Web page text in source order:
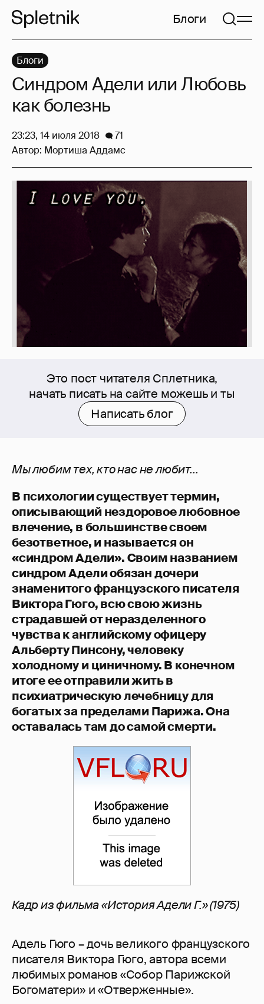
Блоги
Это пост читателя Сплетника,
начать писать на сайте можешь и ты
Написать блог
Мы любим тех, кто нас не любит...
В психологии существует термин,
описывающий нездоровое любовное
влечение, в большинстве своем
безответное, и называется он
«синдром Адели». Своим названием
cиндром Адели обязан дочери
знаменитого французского писателя
Виктора Гюго, всю свою жизнь
страдавшей от неразделенного
чувства к английскому офицеру
Альберту Пинсону, человеку
холодному и циничному. В конечном
итоге ее отправили жить в
психиатрическую лечебницу для
богатых за пределами Парижа. Она
оставалась там до самой смерти.
Кадр из фильма «История Адели Г.» (1975)
Адель Гюго – дочь великого французского
писателя Виктора Гюго, автора всеми
любимых романов «Собор Парижской
Богоматери» и «Отверженные».
Блоги
Синдром Адели или Любовь
как болезнь
23:23, 14 июля 2018
71
Автор: Мортиша Аддамс